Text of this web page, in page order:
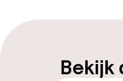
Meertalige
Bekijk